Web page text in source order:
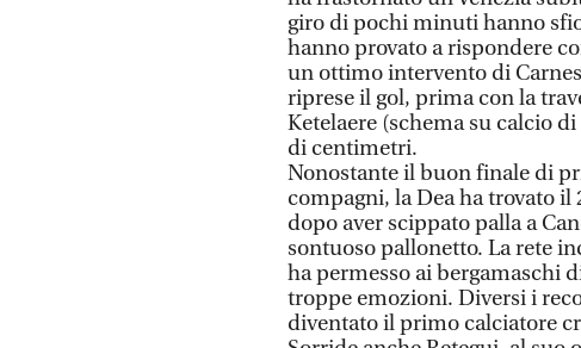
giro di pochi minuti hanno
hanno provato a rispondere
un ottimo intervento di
riprese il gol, prima con la
Ketelaere (schema su calcio
di centimetri.
Nonostante il buon finale di
compagni, la Dea ha trovato il
dopo aver scippato palla a
sontuoso pallonetto. La rete
ha permesso ai bergamaschi
troppe emozioni. Diversi i
diventato il primo calciatore